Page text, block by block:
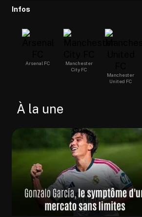
Infos
Arsenal FC
Manchester
City FC
Manchester
United FC
À la une